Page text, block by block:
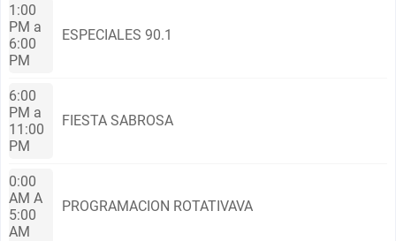
1:00
PM a
6:00
PM
ESPECIALES 90.1
6:00
PM a
11:00
PM
FIESTA SABROSA
0:00
AM A
5:00
AM
PROGRAMACION ROTATIVAVA